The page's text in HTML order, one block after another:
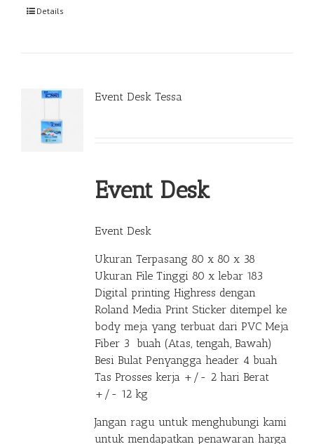
Details
Event Desk Tessa
Event Desk
Event Desk
Ukuran Terpasang 80 x 80 x 38
Ukuran File Tinggi 80 x lebar 183
Digital printing Highress dengan
Roland Media Print Sticker ditempel ke
body meja yang terbuat dari PVC Meja
Fiber 3 buah (Atas, tengah, Bawah)
Besi Bulat Penyangga header 4 buah
Tas Prosses kerja +/- 2 hari Berat
+/- 12 kg
Jangan ragu untuk menghubungi kami
untuk mendapatkan penawaran harga